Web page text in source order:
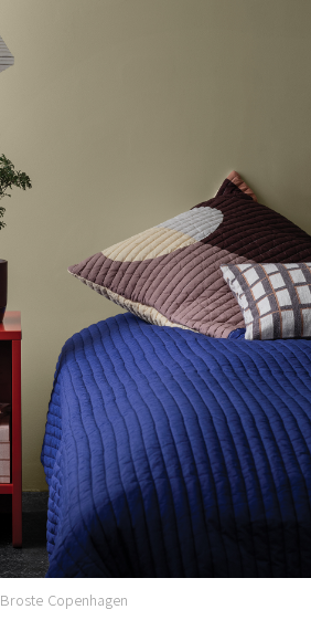
Broste Copenhagen